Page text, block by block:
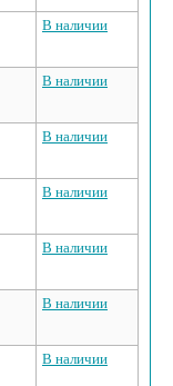
В наличии
В наличии
В наличии
В наличии
В наличии
В наличии
В наличии